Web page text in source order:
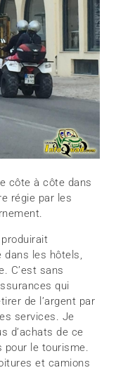
côte à côte dans
régie par les
les hôtels,
C’est sans
qui
de l’argent par
services. Je
d’achats de ce
le tourisme.
et camions